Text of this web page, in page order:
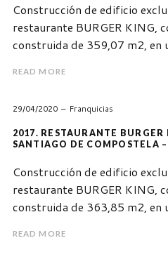
Construcción de edificio
restaurante BURGER KING,
construida de 359,07 m2, en
READ MORE
29/04/2020 Franquicias
2017. RESTAURANTE BURGER
SANTIAGO DE COMPOSTELA
Construcción de edificio
restaurante BURGER KING,
construida de 363,85 m2, en
READ MORE